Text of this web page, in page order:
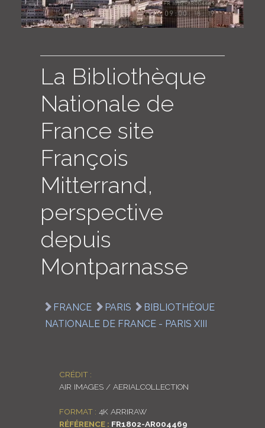
LOGIN
La Bibliothèque
Nationale de
France site
François
Mitterrand,
perspective
depuis
Montparnasse
FRANCE PARIS
BIBLIOTHÈQUE
NATIONALE DE FRANCE - PARIS XIII
CRÉDIT :
AIR IMAGES / AERIALCOLLECTION
FORMAT : 4K ARRIRAW
RÉFÉRENCE : FR1802-AR004469